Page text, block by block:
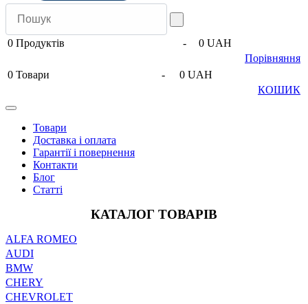
0 Продуктів -
0 UAH
Порівняння
0 Товари -
0 UAH
КОШИК
Товари
Доставка і оплата
Гарантії і повернення
Контакти
Блог
Статті
КАТАЛОГ ТОВАРІВ
ALFA ROMEO
AUDI
BMW
CHERY
CHEVROLET